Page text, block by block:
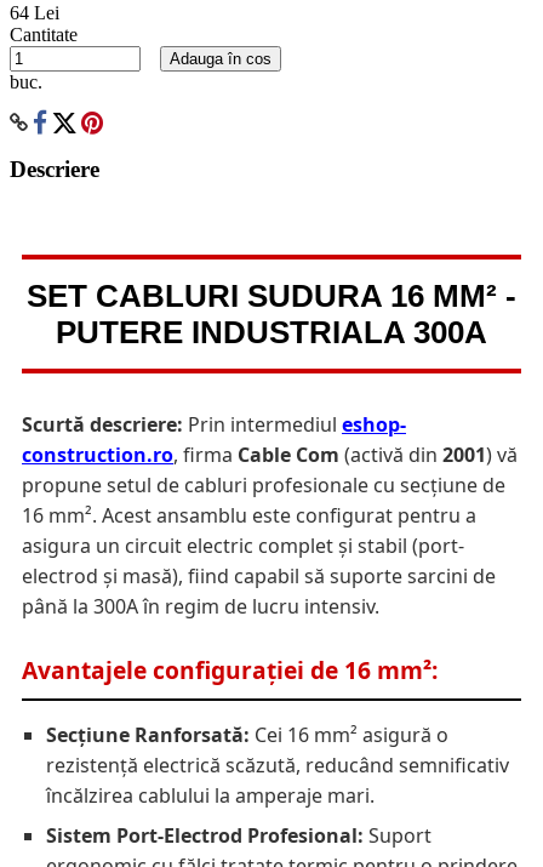
64 Lei
Cantitate
buc.
Adauga în cos
Descriere
SET CABLURI SUDURA 16 MM² -
PUTERE INDUSTRIALA 300A
Scurtă descriere: Prin intermediul eshop-
construction.ro, firma Cable Com (activă din 2001) vă
propune setul de cabluri profesionale cu secțiune de
16 mm². Acest ansamblu este configurat pentru a
asigura un circuit electric complet și stabil (port-
electrod și masă), fiind capabil să suporte sarcini de
până la 300A în regim de lucru intensiv.
Avantajele configurației de 16 mm²:
Secțiune Ranforsată: Cei 16 mm² asigură o
rezistență electrică scăzută, reducând semnificativ
încălzirea cablului la amperaje mari.
Sistem Port-Electrod Profesional: Suport